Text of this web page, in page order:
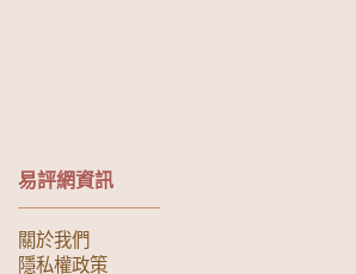
易評網資訊
關於我們
隱私權政策